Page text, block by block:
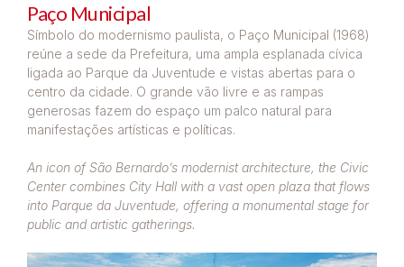
Paço Municipal
Símbolo do modernismo paulista, o Paço Municipal (1968)
reúne a sede da Prefeitura, uma ampla esplanada cívica
ligada ao Parque da Juventude e vistas abertas para o
centro da cidade. O grande vão livre e as rampas
generosas fazem do espaço um palco natural para
manifestações artísticas e políticas.
An icon of São Bernardo’s modernist architecture, the Civic
Center combines City Hall with a vast open plaza that flows
into Parque da Juventude, offering a monumental stage for
public and artistic gatherings.